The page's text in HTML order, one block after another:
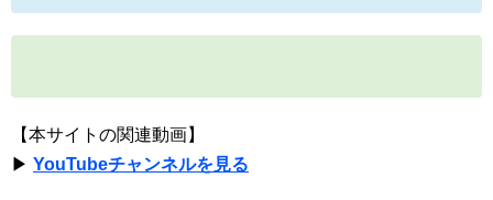
【本サイトの関連動画】
▶ YouTubeチャンネルを見る